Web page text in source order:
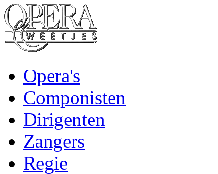
Opera's
Componisten
Dirigenten
Zangers
Regie